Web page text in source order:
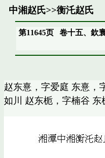
中湘赵氏>>衡汑赵氏
第11645页卷十五、欽寰
赵东憙，字爱庭 东憙，
如川 赵东栀，字楠谷